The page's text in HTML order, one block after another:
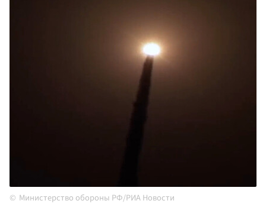
Министерство обороны РФ/РИА Новости